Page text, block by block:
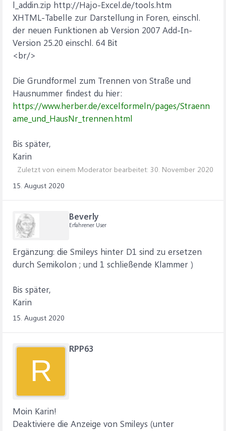
l_addin.zip http://Hajo-Excel.de/tools.htm
XHTML-Tabelle zur Darstellung in Foren, einschl.
der neuen Funktionen ab Version 2007 Add-In-
Version 25.20 einschl. 64 Bit
<br/>
Die Grundformel zum Trennen von Straße und
Hausnummer findest du hier:
https://www.herber.de/excelformeln/pages/Straenn
ame_und_HausNr_trennen.html
Bis später,
Karin
Zuletzt von einem Moderator bearbeitet: 30. November 2020
15. August 2020
Beverly
Erfahrener User
Ergänzung: die Smileys hinter D1 sind zu ersetzen
durch Semikolon ; und 1 schließende Klammer )
Bis später,
Karin
15. August 2020
R
RPP63
Moin Karin!
Deaktiviere die Anzeige von Smileys (unter